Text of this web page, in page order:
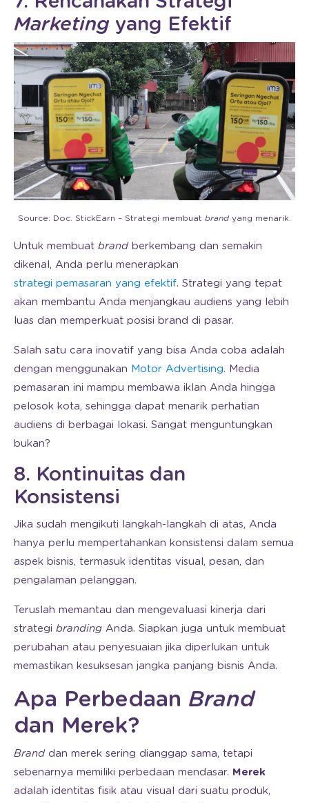
Marketing yang Efektif
Source: Doc. StickEarn – Strategi membuat brandyang menarik.
Untuk membuat brand berkembang dan semakin
dikenal, Anda perlu menerapkan
strategi pemasaran yang efektif. Strategi yang tepat
akan membantu Anda menjangkau audiens yang lebih
luas dan memperkuat posisi brand di pasar.
Salah satu cara inovatif yang bisa Anda coba adalah
dengan menggunakan Motor Advertising. Media
pemasaran ini mampu membawa iklan Anda hingga
pelosok kota, sehingga dapat menarik perhatian
audiens di berbagai lokasi. Sangat menguntungkan
bukan?
8. Kontinuitas dan
Konsistensi
Jika sudah mengikuti langkah-langkah di atas, Anda
hanya perlu mempertahankan konsistensi dalam semua
aspek bisnis, termasuk identitas visual, pesan, dan
pengalaman pelanggan.
Teruslah memantau dan mengevaluasi kinerja dari
strategi branding Anda. Siapkan juga untuk membuat
perubahan atau penyesuaian jika diperlukan untuk
memastikan kesuksesan jangka panjang bisnis Anda.
Apa Perbedaan Brand
dan Merek?
Brand dan merek sering dianggap sama, tetapi
sebenarnya memiliki perbedaan mendasar. Merek
adalah identitas fisik atau visual dari suatu produk,